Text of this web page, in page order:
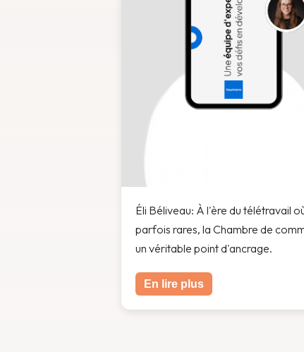
Éli Béliveau: À l'ère du télétravail
parfois rares, la Chambre de
un véritable point d'ancrage.
En lire plus